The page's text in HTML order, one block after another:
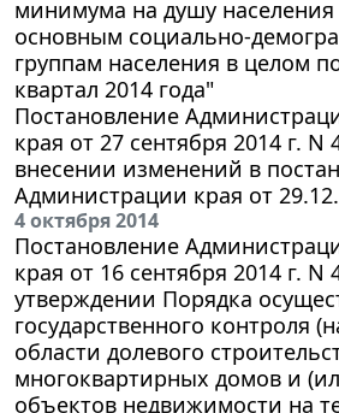
минимума на душу
основным социально-
группам населения в целом
квартал 2014 года"
Постановление
края от 27 сентября 2014 г. N
внесении изменений в
Администрации края от
4 октября 2014
Постановление
края от 16 сентября 2014 г. N
утверждении Порядка
государственного контроля
области долевого
многоквартирных домов и
объектов недвижимости на